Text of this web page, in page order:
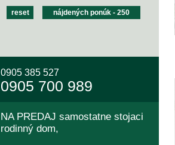
0905 385 527
0905 700 989
NA PREDAJ samostatne stojaci
rodinný dom,